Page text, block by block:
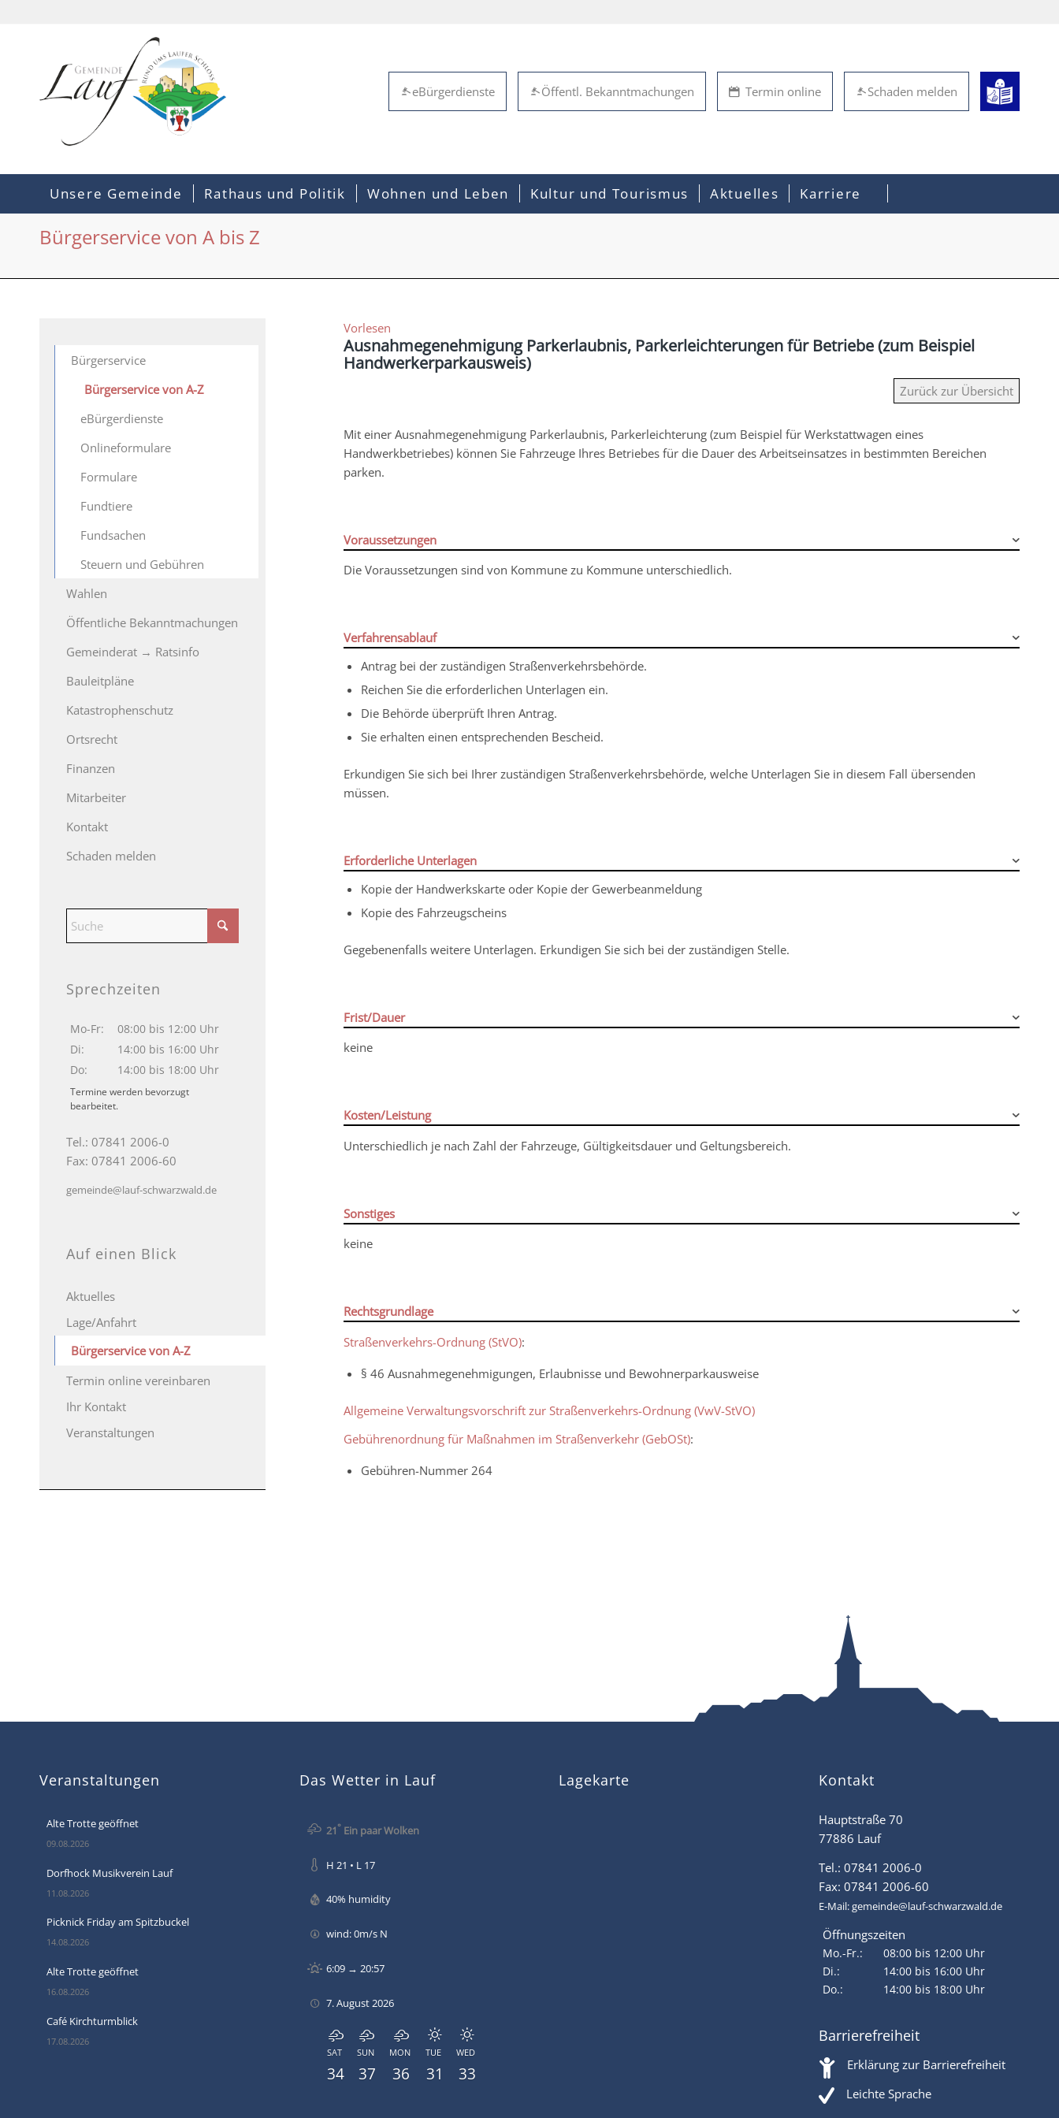
Schaden melden
Termin online
Öffentl. Bekanntmachungen
eBürgerdienste
Unsere Gemeinde Rathaus und Politik Wohnen und Leben Kultur und Tourismus Aktuelles Karriere
Bürgerservice von A bis Z
Vorlesen
Ausnahmegenehmigung Parkerlaubnis, Parkerleichterungen für Betriebe (zum Beispiel
Handwerkerparkausweis)
Zurück zur Übersicht
Mit einer Ausnahmegenehmigung Parkerlaubnis, Parkerleichterung (zum Beispiel für Werkstattwagen eines
Handwerkbetriebes) können Sie Fahrzeuge Ihres Betriebes für die Dauer des Arbeitseinsatzes in bestimmten Bereichen
parken.
Voraussetzungen
Die Voraussetzungen sind von Kommune zu Kommune unterschiedlich.
Verfahrensablauf
Antrag bei der zuständigen Straßenverkehrsbehörde.
Reichen Sie die erforderlichen Unterlagen ein.
Die Behörde überprüft Ihren Antrag.
Sie erhalten einen entsprechenden Bescheid.
Erkundigen Sie sich bei Ihrer zuständigen Straßenverkehrsbehörde, welche Unterlagen Sie in diesem Fall übersenden
müssen.
Erforderliche Unterlagen
Kopie der Handwerkskarte oder Kopie der Gewerbeanmeldung
Kopie des Fahrzeugscheins
Gegebenenfalls weitere Unterlagen. Erkundigen Sie sich bei der zuständigen Stelle.
Frist/Dauer
keine
Kosten/Leistung
Unterschiedlich je nach Zahl der Fahrzeuge, Gültigkeitsdauer und Geltungsbereich.
Sonstiges
keine
Rechtsgrundlage
Straßenverkehrs-Ordnung (StVO):
§ 46 Ausnahmegenehmigungen, Erlaubnisse und Bewohnerparkausweise
Allgemeine Verwaltungsvorschrift zur Straßenverkehrs-Ordnung (VwV-StVO)
Gebührenordnung für Maßnahmen im Straßenverkehr (GebOSt):
Gebühren-Nummer 264
Bürgerservice
Bürgerservice von A-Z
eBürgerdienste
Onlineformulare
Formulare
Fundtiere
Fundsachen
Steuern und Gebühren
Wahlen
Öffentliche Bekanntmachungen
Gemeinderat → Ratsinfo
Bauleitpläne
Katastrophenschutz
Ortsrecht
Finanzen
Mitarbeiter
Kontakt
Schaden melden
Sprechzeiten
Mo-Fr:
08:00 bis 12:00 Uhr
Di:
14:00 bis 16:00 Uhr
Do:
14:00 bis 18:00 Uhr
Termine werden bevorzugt
bearbeitet.
Tel.: 07841 2006-0
Fax: 07841 2006-60
gemeinde@lauf-schwarzwald.de
Auf einen Blick
Aktuelles
Lage/Anfahrt
Bürgerservice von A-Z
Termin online vereinbaren
Ihr Kontakt
Veranstaltungen
Veranstaltungen
Alte Trotte geöffnet
09.08.2026
Dorfhock Musikverein Lauf
11.08.2026
Picknick Friday am Spitzbuckel
14.08.2026
Alte Trotte geöffnet
16.08.2026
Café Kirchturmblick
17.08.2026
Das Wetter in Lauf
21° Ein paar Wolken
H 21 • L 17
40% humidity
wind: 0m/s N
6:09 → 20:57
7. August 2026
SAT
34
SUN
37
MON
36
TUE
31
WED
33
Lagekarte Kontakt
Hauptstraße 70
77886 Lauf
Tel.: 07841 2006-0
Fax: 07841 2006-60
E-Mail:gemeinde@lauf-schwarzwald.de
Öffnungszeiten
Mo.-Fr.:
08:00 bis 12:00 Uhr
Di.:
14:00 bis 16:00 Uhr
Do.:
14:00 bis 18:00 Uhr
Barrierefreiheit
Erklärung zur Barrierefreiheit
Leichte Sprache